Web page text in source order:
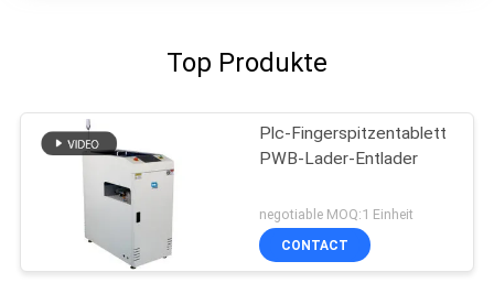
Top Produkte
Plc-Fingerspitzentablett
PWB-Lader-Entlader
negotiable MOQ:1 Einheit
CONTACT